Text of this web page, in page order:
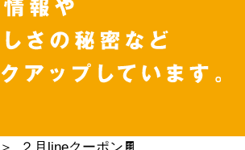
２月lineクーポン🍫